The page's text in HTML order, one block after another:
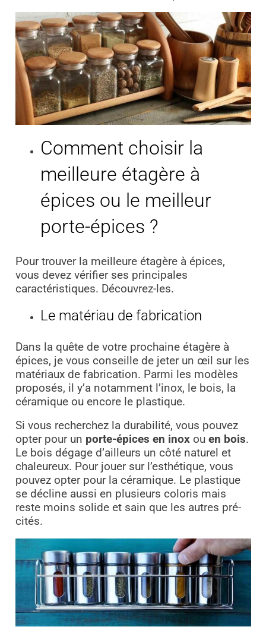
Comment choisir la
meilleure étagère à
épices ou le meilleur
porte-épices ?
Pour trouver la meilleure étagère à épices,
vous devez vérifier ses principales
caractéristiques. Découvrez-les.
Le matériau de fabrication
Dans la quête de votre prochaine étagère à
épices, je vous conseille de jeter un œil sur les
matériaux de fabrication. Parmi les modèles
proposés, il y’a notamment l’inox, le bois, la
céramique ou encore le plastique.
Si vous recherchez la durabilité, vous pouvez
opter pour un porte-épices en inoxou en bois.
Le bois dégage d’ailleurs un côté naturel et
chaleureux. Pour jouer sur l’esthétique, vous
pouvez opter pour la céramique. Le plastique
se décline aussi en plusieurs coloris mais
reste moins solide et sain que les autres pré-
cités.